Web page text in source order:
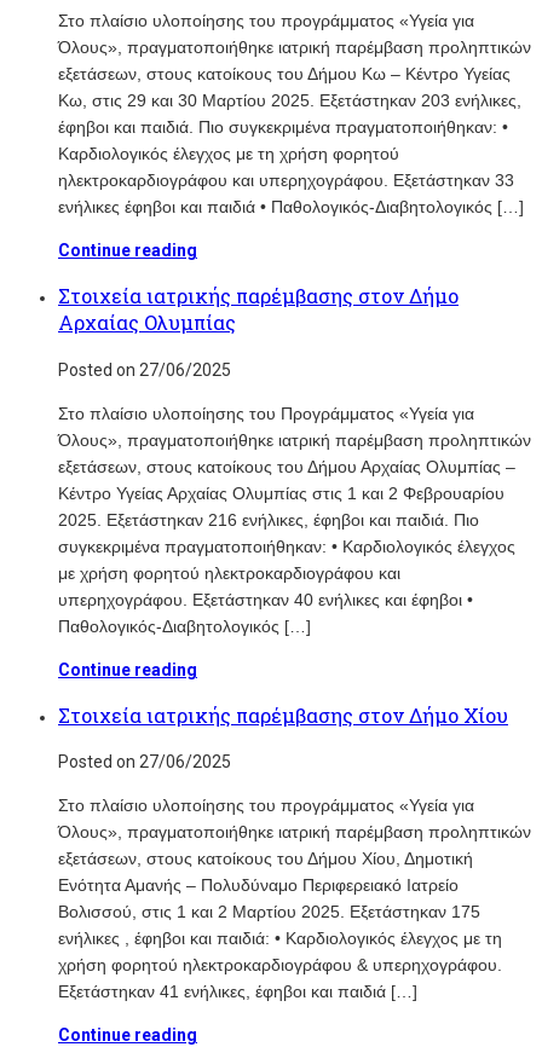
Στο πλαίσιο υλοποίησης του προγράμματος «Υγεία για
Όλους», πραγματοποιήθηκε ιατρική παρέμβαση προληπτικών
εξετάσεων, στους κατοίκους του Δήμου Κω – Κέντρο Υγείας
Κω, στις 29 και 30 Μαρτίου 2025. Εξετάστηκαν 203 ενήλικες,
έφηβοι και παιδιά. Πιο συγκεκριμένα πραγματοποιήθηκαν: •
Καρδιολογικός έλεγχος με τη χρήση φορητού
ηλεκτροκαρδιογράφου και υπερηχογράφου. Εξετάστηκαν 33
ενήλικες έφηβοι και παιδιά • Παθολογικός-Διαβητολογικός […]
Continue reading
Στοιχεία ιατρικής παρέμβασης στον Δήμο
Αρχαίας Ολυμπίας
Posted on 27/06/2025
Στο πλαίσιο υλοποίησης του Προγράμματος «Υγεία για
Όλους», πραγματοποιήθηκε ιατρική παρέμβαση προληπτικών
εξετάσεων, στους κατοίκους του Δήμου Αρχαίας Ολυμπίας –
Κέντρο Υγείας Αρχαίας Ολυμπίας στις 1 και 2 Φεβρουαρίου
2025. Εξετάστηκαν 216 ενήλικες, έφηβοι και παιδιά. Πιο
συγκεκριμένα πραγματοποιήθηκαν: • Καρδιολογικός έλεγχος
με χρήση φορητού ηλεκτροκαρδιογράφου και
υπερηχογράφου. Εξετάστηκαν 40 ενήλικες και έφηβοι •
Παθολογικός-Διαβητολογικός […]
Continue reading
Στοιχεία ιατρικής παρέμβασης στον Δήμο Χίου
Posted on 27/06/2025
Στο πλαίσιο υλοποίησης του προγράμματος «Υγεία για
Όλους», πραγματοποιήθηκε ιατρική παρέμβαση προληπτικών
εξετάσεων, στους κατοίκους του Δήμου Χίου, Δημοτική
Ενότητα Αμανής – Πολυδύναμο Περιφερειακό Ιατρείο
Βολισσού, στις 1 και 2 Μαρτίου 2025. Εξετάστηκαν 175
ενήλικες , έφηβοι και παιδιά: • Καρδιολογικός έλεγχος με τη
χρήση φορητού ηλεκτροκαρδιογράφου & υπερηχογράφου.
Εξετάστηκαν 41 ενήλικες, έφηβοι και παιδιά […]
Continue reading